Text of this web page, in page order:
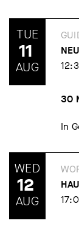
TUE
11
AUG
30
In
WED
12
AUG